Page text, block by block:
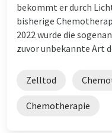
bekommt er durch
bisherige
2022 wurde die
zuvor unbekannte Art
Zelltod
Chemotherapie